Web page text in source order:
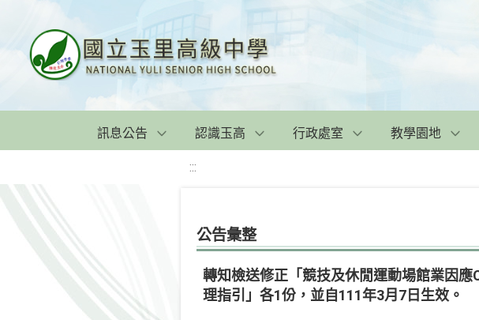
訊息公告 認識玉高 行政處室 教學園地
:::
公告彙整
轉知檢送修正「競技及休閒運動場館業因
理指引」各1份，並自111年3月7日生效。